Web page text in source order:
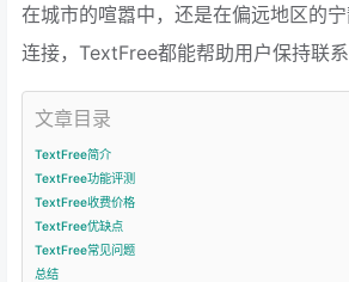
在城市的喧嚣中，还是在偏远地区的
连接，TextFree都能帮助用户保持联系
文章目录
TextFree简介
TextFree功能评测
TextFree收费价格
TextFree优缺点
TextFree常见问题
总结